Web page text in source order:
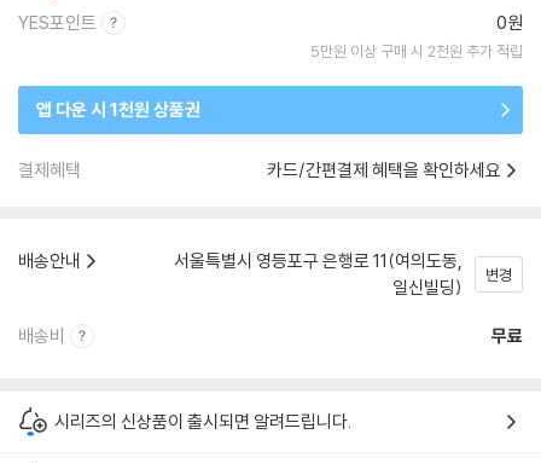
YES포인트 0원
5만원 이상 구매 시 2천원 추가 적립
앱 다운 시 1천원 상품권
결제혜택 카드/간편결제 혜택을 확인하세요
배송안내
서울특별시 영등포구 은행로 11(여의도동,
일신빌딩)
변경
배송비 무료
시리즈의 신상품이 출시되면 알려드립니다.